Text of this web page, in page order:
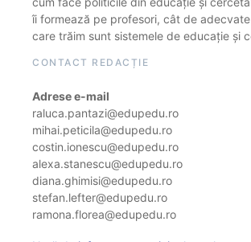
îi formează pe profesori, cât de adecvate
care trăim sunt sistemele de educație și
CONTACT REDACȚIE
Adrese e-mail
raluca.pantazi@edupedu.ro
mihai.peticila@edupedu.ro
costin.ionescu@edupedu.ro
alexa.stanescu@edupedu.ro
diana.ghimisi@edupedu.ro
stefan.lefter@edupedu.ro
ramona.florea@edupedu.ro